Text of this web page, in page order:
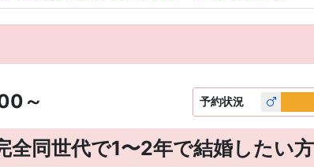
～ 予約状況
全同世代で1〜2年で結婚したい方